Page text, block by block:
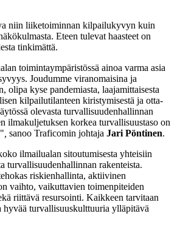
niin liiketoiminnan kilpailukyvyn kuin
Eteen tulevat haasteet on
tinkimättä.
toiminta­ym­­pä­­ristössä ainoa varma asia
Joudumme viranomaisina ja
olipa kyse pandemiasta, laajamittaisesta
kilpailutilanteen kiristymisestä ja otta­
olevasta turvallisuudenhallinnan
ilmakuljetuksen korkea turvallisuustaso on
sanoo Traficomin johtaja Jari Pöntinen.
ilmailualan sitoutumisesta yhteisiin
turvallisuuden­hal­linnan rakenteista.
riskienhallinta, aktiivinen
vaihto, vaikuttavien toimenpiteiden
riittävä resursointi. Kaikkeen tarvitaan
hyvää turvallisuuskulttuuria ylläpitävä